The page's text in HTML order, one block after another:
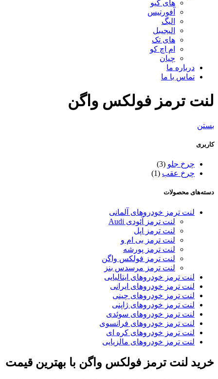
های کیو
آفورتیس
الیگ
الیجیبل
های تک
ام اچ کو
چیان
درباره ما
تماس با ما
لنت ترمز فولکس واگن
بستن
کاربری
چرخ جلو (3)
چرخ عقب (1)
دسته‌های محصولات
لنت ترمز خودروهای آلمانی
لنت ترمز آئودی Audi
لنت ترمز اپل
لنت ترمز بی ام و
لنت ترمز پورشه
لنت ترمز فولکس واگن
لنت ترمز مرسدس بنز
لنت ترمز خودروهای ایتالیایی
لنت ترمز خودروهای ایرانی
لنت ترمز خودروهای چینی
لنت ترمز خودروهای ژاپنی
لنت ترمز خودروهای سوئدی
لنت ترمز خودروهای فرانسوی
لنت ترمز خودروهای کره ای
لنت ترمز خودروهای مالزیایی
خرید لنت ترمز فولکس واگن با بهترین قیمت